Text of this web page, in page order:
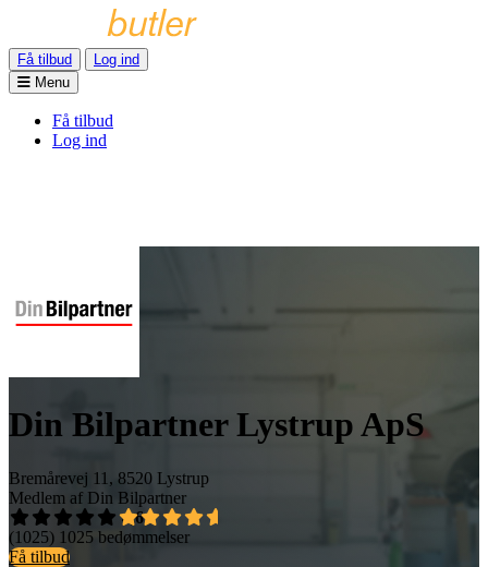
Få tilbud
Log ind
Menu
Få tilbud
Log ind
Din Bilpartner Lystrup ApS
Bremårevej 11, 8520 Lystrup
Medlem af Din Bilpartner
4,6
(1025) 1025 bedømmelser
Få tilbud